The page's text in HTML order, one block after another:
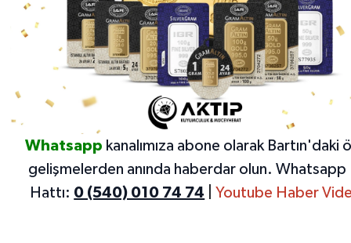
Whatsapp kanalımıza abone olarak Bartın'daki
gelişmelerden anında haberdar olun. Whatsapp
Hattı: 0 (540) 010 74 74 Youtube Haber